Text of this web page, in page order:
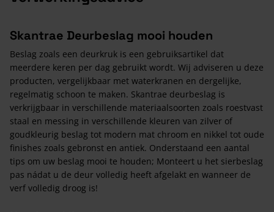
Skantrae Deurbeslag mooi houden
Beslag zoals een deurkruk is een gebruiksartikel dat
meerdere keren per dag gebruikt wordt. Wij adviseren u deze
producten, vergelijkbaar met waterkranen en dergelijke,
regelmatig schoon te maken. Skantrae deurbeslag is
verkrijgbaar in verschillende materiaalsoorten zoals roestvast
staal en messing in verschillende kleuren van zilver of
goudkleurig beslag tot modern mat chroom en nikkel tot oude
finishes zoals gebronst en antiek. Onderstaand een aantal
tips om uw beslag mooi te houden; Monteert u het sierbeslag
pas nádat u de deur volledig heeft afgelakt en wanneer de
verf volledig droog is!